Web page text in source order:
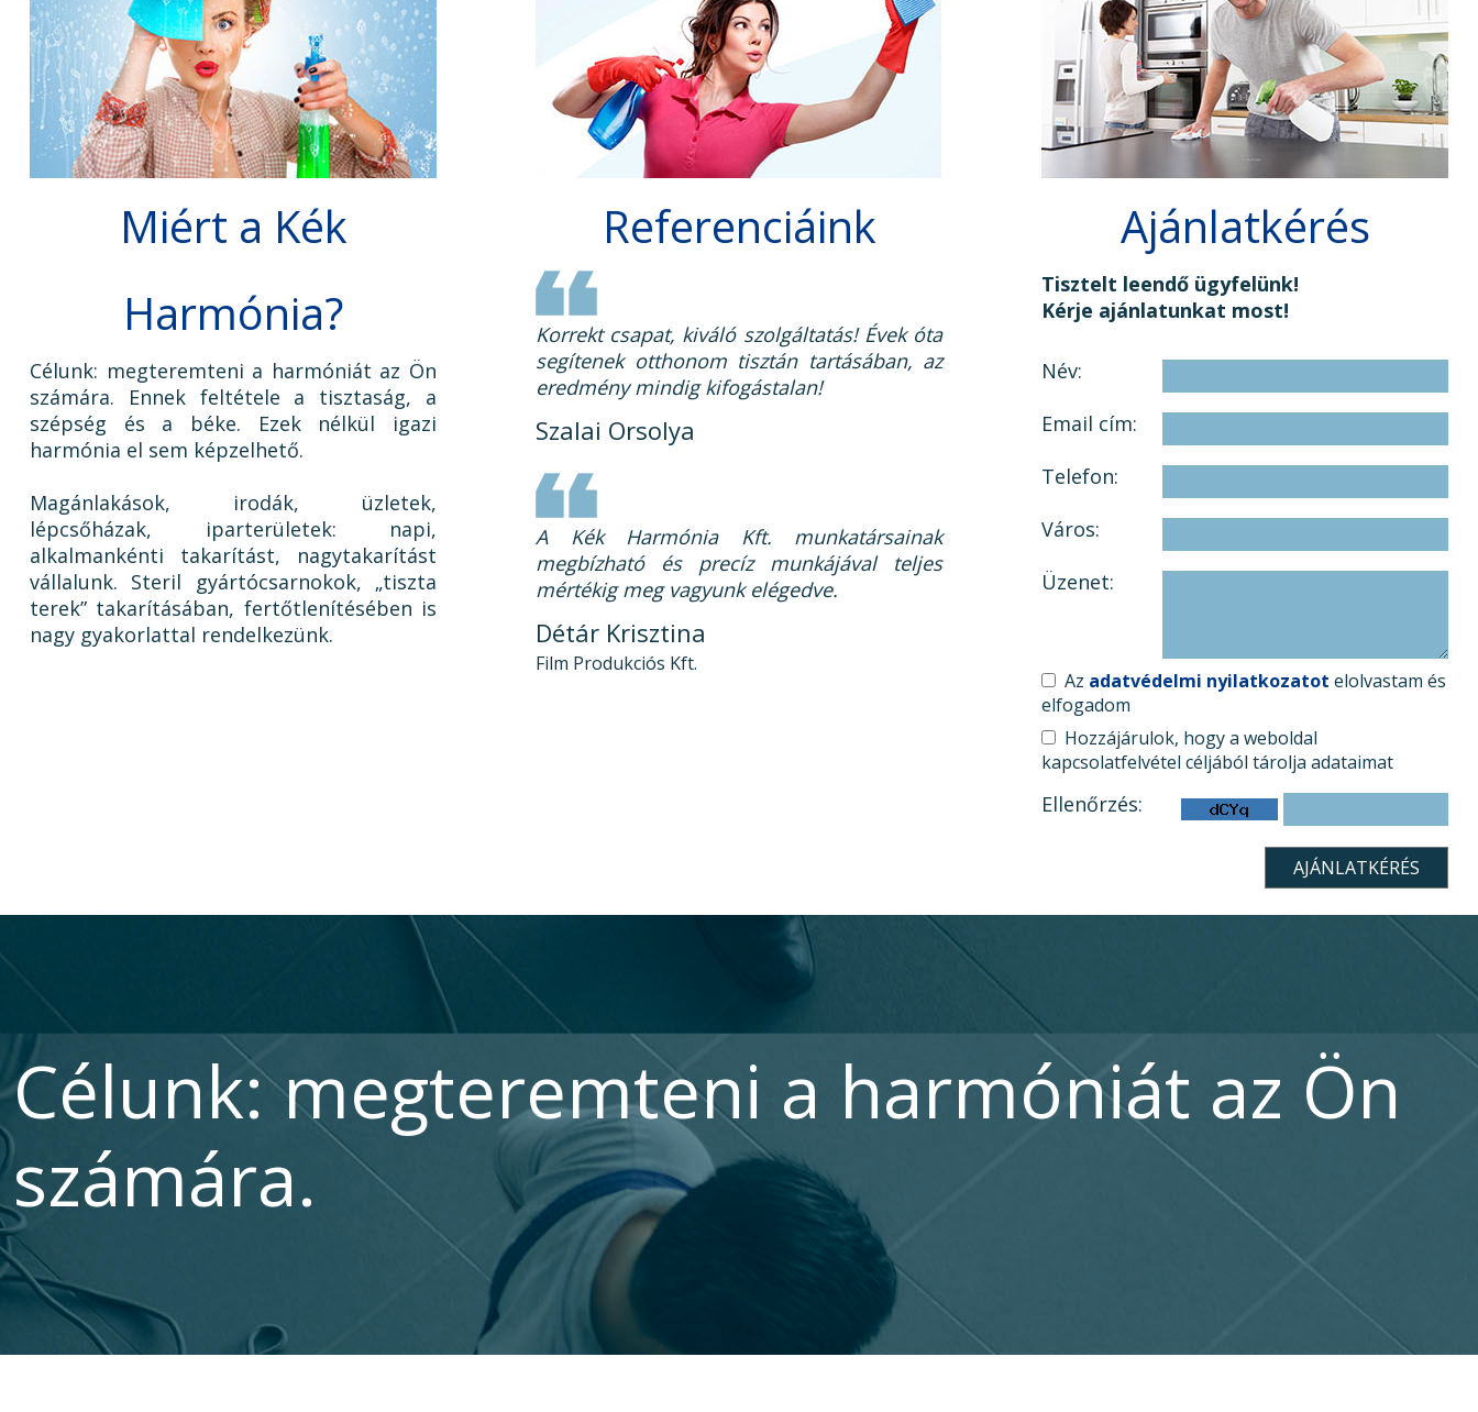
Miért a Kék
Harmónia?
Célunk: megteremteni a harmóniát az Ön
számára. Ennek feltétele a tisztaság, a
szépség és a béke. Ezek nélkül igazi
harmónia el sem képzelhető.
Magánlakások, irodák, üzletek,
lépcsőházak, iparterületek: napi,
alkalmankénti takarítást, nagytakarítást
vállalunk. Steril gyártócsarnokok, „tiszta
terek” takarításában, fertőtlenítésében is
nagy gyakorlattal rendelkezünk.
Referenciáink
Korrekt csapat, kiváló szolgáltatás! Évek óta
segítenek otthonom tisztán tartásában, az
eredmény mindig kifogástalan!
Szalai Orsolya
A Kék Harmónia Kft. munkatársainak
megbízható és precíz munkájával teljes
mértékig meg vagyunk elégedve.
Détár Krisztina
Film Produkciós Kft.
Ajánlatkérés
Tisztelt leendő ügyfelünk!
Kérje ajánlatunkat most!
Név:
Email cím:
Telefon:
Város:
Üzenet:
Az adatvédelmi nyilatkozatot elolvastam és
elfogadom
Hozzájárulok, hogy a weboldal
kapcsolatfelvétel céljából tárolja adataimat
Ellenőrzés:
Célunk: megteremteni a harmóniát az Ön
számára.